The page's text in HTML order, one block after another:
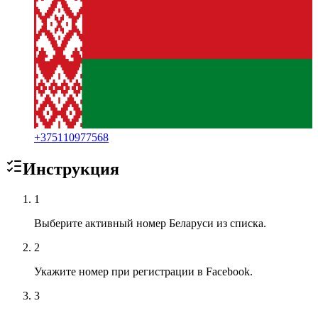
+375110977568
Инструкция
1
Выберите активный номер Беларуси из списка.
2
Укажите номер при регистрации в Facebook.
3